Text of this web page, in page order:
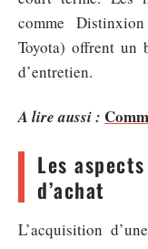
comme
Toyota) offrent un
d’entretien.
A lire aussi :
Les
d’achat
L’acquisition